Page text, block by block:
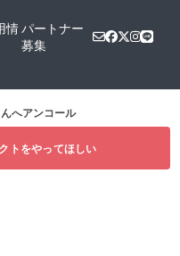
情パートナー
募集
へアンコール
トをやってほしい